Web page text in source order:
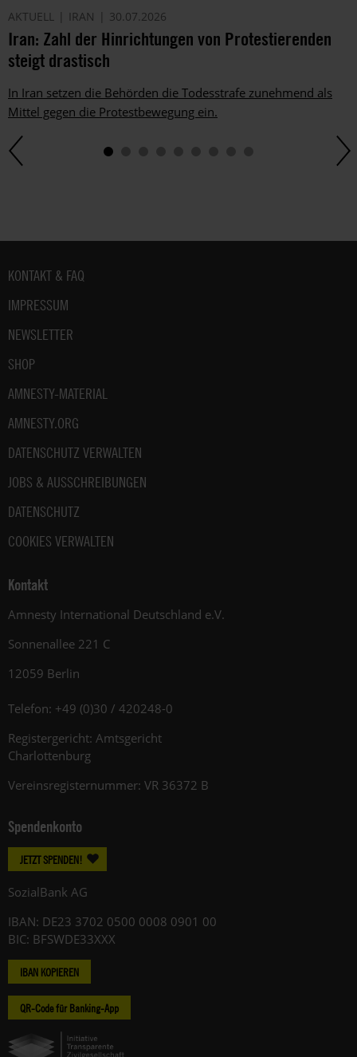
AKTUELL IRAN 30.07.2026
Iran: Zahl der Hinrichtungen von Protestierenden
steigt drastisch
In Iran setzen die Behörden die Todesstrafe zunehmend als
Mittel gegen die Protestbewegung ein.
Fußbereich
KONTAKT & FAQ
IMPRESSUM
NEWSLETTER
SHOP
AMNESTY-MATERIAL
AMNESTY.ORG
DATENSCHUTZ VERWALTEN
JOBS & AUSSCHREIBUNGEN
DATENSCHUTZ
COOKIES VERWALTEN
Kontakt
Amnesty International Deutschland e.V.
Sonnenallee 221 C
12059 Berlin
Telefon: +49 (0)30 / 420248-0
Registergericht: Amtsgericht
Charlottenburg
Vereinsregisternummer: VR 36372 B
Spendenkonto
JETZT SPENDEN!
SozialBank AG
IBAN: DE23 3702 0500 0008 0901 00
BIC: BFSWDE33XXX
IBAN KOPIEREN
QR-Code für Banking-App